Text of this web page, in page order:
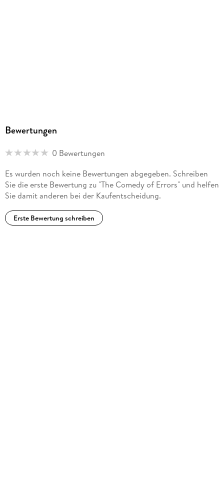
Bewertungen
0 Bewertungen
Es wurden noch keine Bewertungen abgegeben. Schreiben
Sie die erste Bewertung zu "The Comedy of Errors" und helfen
Sie damit anderen bei der Kaufentscheidung.
Erste Bewertung schreiben